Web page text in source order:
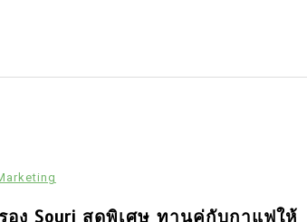
ง Souri สุดพิเศษ ทานคู่กับกาแฟให้